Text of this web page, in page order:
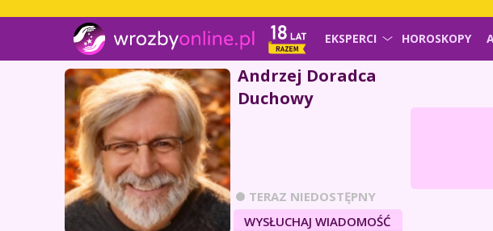
EKSPERCI HOROSKOPY
Andrzej Doradca
Duchowy
TERAZ NIEDOSTĘPNY
WYSŁUCHAJ WIADOMOŚĆ